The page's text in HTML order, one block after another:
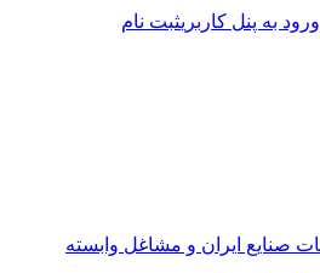
ورود به پنل کاربریثبت نام